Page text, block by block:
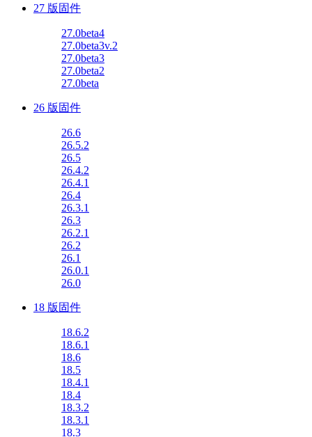
27 版固件
27.0beta4
27.0beta3v.2
27.0beta3
27.0beta2
27.0beta
26 版固件
26.6
26.5.2
26.5
26.4.2
26.4.1
26.4
26.3.1
26.3
26.2.1
26.2
26.1
26.0.1
26.0
18 版固件
18.6.2
18.6.1
18.6
18.5
18.4.1
18.4
18.3.2
18.3.1
18.3